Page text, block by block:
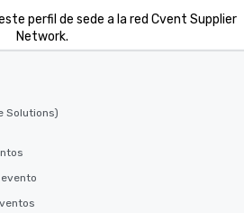
perfil de sede a la red Cvent Supplier
Network.
Solutions)